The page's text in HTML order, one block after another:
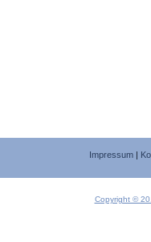
Impressum|
Copyright ©